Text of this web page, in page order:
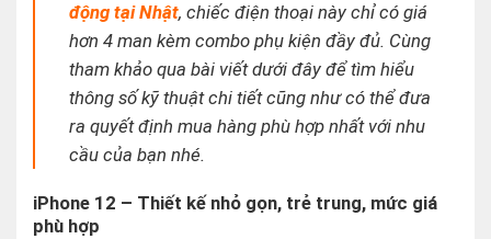
động tại Nhật, chiếc điện thoại này chỉ có giá
hơn 4 man kèm combo phụ kiện đầy đủ. Cùng
tham khảo qua bài viết dưới đây để tìm hiểu
thông số kỹ thuật chi tiết cũng như có thể đưa
ra quyết định mua hàng phù hợp nhất với nhu
cầu của bạn nhé.
iPhone 12 – Thiết kế nhỏ gọn, trẻ trung, mức giá
phù hợp